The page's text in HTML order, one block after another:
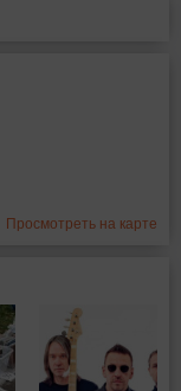
Просмотреть на карте